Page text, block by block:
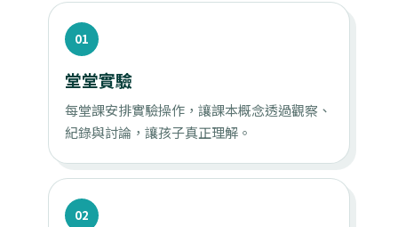
01
堂堂實驗
每堂課安排實驗操作，讓課本概念透過觀察、
紀錄與討論，讓孩子真正理解。
02